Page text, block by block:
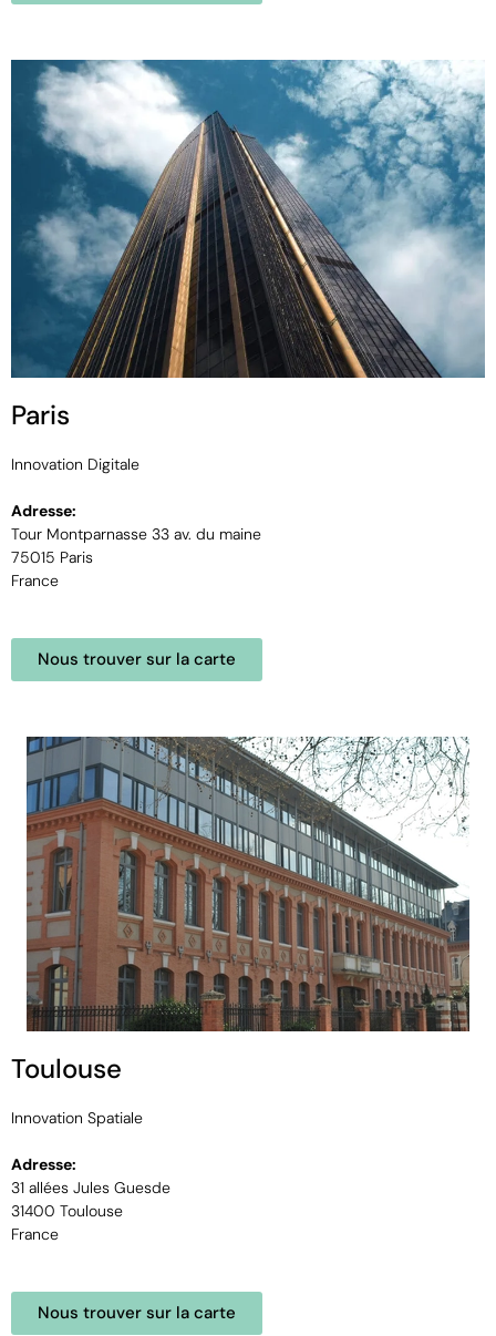
Paris
Innovation Digitale
Adresse:
Tour Montparnasse 33 av. du maine
75015 Paris
France
Nous trouver sur la carte
Toulouse
Innovation Spatiale
Adresse:
31 allées Jules Guesde
31400 Toulouse
France
Nous trouver sur la carte